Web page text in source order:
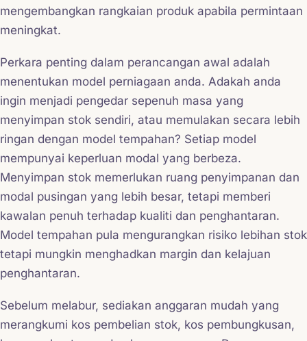
mengembangkan rangkaian produk apabila permintaan
meningkat.
Perkara penting dalam perancangan awal adalah
menentukan model perniagaan anda. Adakah anda
ingin menjadi pengedar sepenuh masa yang
menyimpan stok sendiri, atau memulakan secara lebih
ringan dengan model tempahan? Setiap model
mempunyai keperluan modal yang berbeza.
Menyimpan stok memerlukan ruang penyimpanan dan
modal pusingan yang lebih besar, tetapi memberi
kawalan penuh terhadap kualiti dan penghantaran.
Model tempahan pula mengurangkan risiko lebihan stok
tetapi mungkin menghadkan margin dan kelajuan
penghantaran.
Sebelum melabur, sediakan anggaran mudah yang
merangkumi kos pembelian stok, kos pembungkusan,